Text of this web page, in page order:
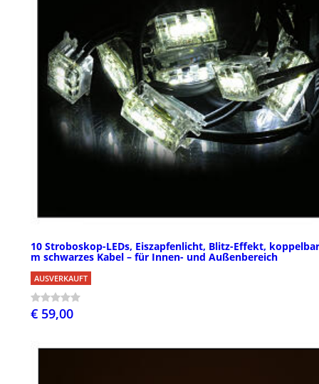
10 Stroboskop-LEDs, Eiszapfenlicht, Blitz-Effekt,
m schwarzes Kabel – für Innen- und Außenbereich
AUSVERKAUFT
€ 59,00